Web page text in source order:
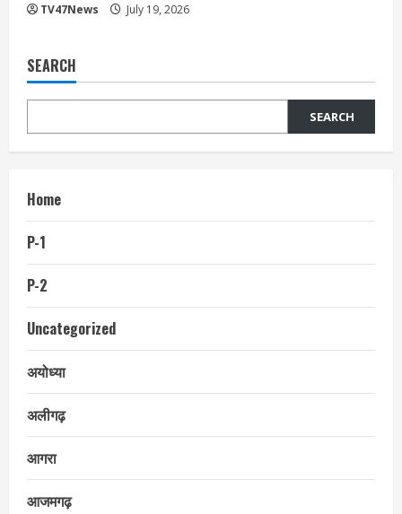
TV47News July 19, 2026
SEARCH
SEARCH
Home
P-1
P-2
Uncategorized
अयोध्या
अलीगढ़
आगरा
आजमगढ़